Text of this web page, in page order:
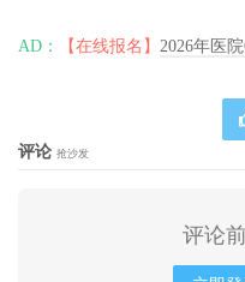
AD： 【在线报名】 2026年医
评论 抢沙发
评论